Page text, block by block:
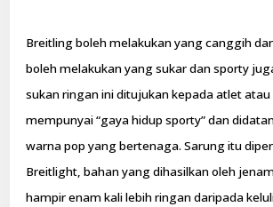
Breitling boleh melakukan yang canggih
boleh melakukan yang sukar dan sporty
sukan ringan ini ditujukan kepada atlet
mempunyai “gaya hidup sporty” dan
warna pop yang bertenaga. Sarung itu
Breitlight, bahan yang dihasilkan oleh
hampir enam kali lebih ringan daripada